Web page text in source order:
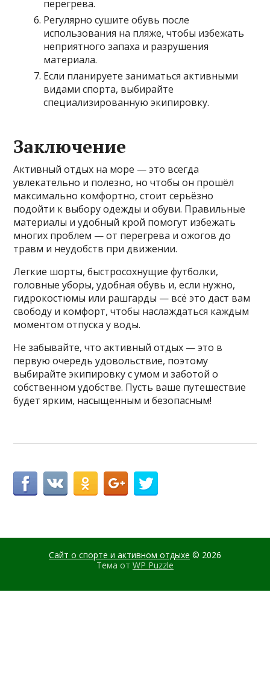
перегрева.
Регулярно сушите обувь после
использования на пляже, чтобы избежать
неприятного запаха и разрушения
материала.
Если планируете заниматься активными
видами спорта, выбирайте
специализированную экипировку.
Заключение
Активный отдых на море — это всегда
увлекательно и полезно, но чтобы он прошёл
максимально комфортно, стоит серьёзно
подойти к выбору одежды и обуви. Правильные
материалы и удобный крой помогут избежать
многих проблем — от перегрева и ожогов до
травм и неудобств при движении.
Легкие шорты, быстросохнущие футболки,
головные уборы, удобная обувь и, если нужно,
гидрокостюмы или рашгарды — всё это даст вам
свободу и комфорт, чтобы наслаждаться каждым
моментом отпуска у воды.
Не забывайте, что активный отдых — это в
первую очередь удовольствие, поэтому
выбирайте экипировку с умом и заботой о
собственном удобстве. Пусть ваше путешествие
будет ярким, насыщенным и безопасным!
Сайт о спорте и активном отдыхе © 2026
Тема от WP Puzzle